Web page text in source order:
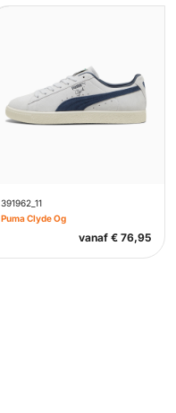
391962_11
Puma Clyde Og
vanaf € 76,95